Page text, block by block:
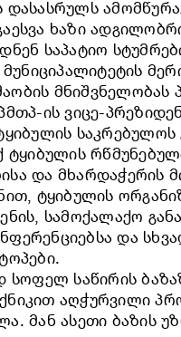
ხაზი
საპატიო
მნიშვნელობას
ის ვიცე-
ტყიბულის
და მხარდაჭერის
ტყიბულის
სამოქალაქო
და
სოფელ საწირის
აღჭურვილი
მან ასეთი ბაზის